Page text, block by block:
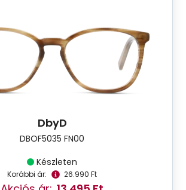
DbyD
DBOF5035 FN00
Készleten
Korábbi ár: 26.990 Ft